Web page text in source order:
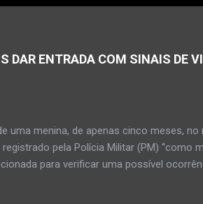
DAR ENTRADA COM SINAIS DE
uma menina, de apenas cinco meses, no
pela Polícia Militar (PM) “como
para verificar uma possível
informações passadas pela equipe